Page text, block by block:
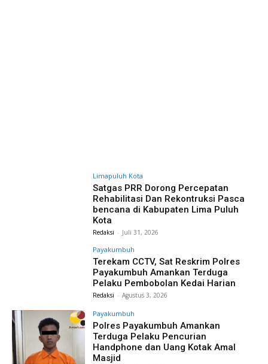
Limapuluh Kota
Satgas PRR Dorong Percepatan
Rehabilitasi Dan Rekontruksi Pasca
bencana di Kabupaten Lima Puluh
Kota
Redaksi - Juli 31, 2026
Payakumbuh
Terekam CCTV, Sat Reskrim Polres
Payakumbuh Amankan Terduga
Pelaku Pembobolan Kedai Harian
Redaksi - Agustus 3, 2026
Payakumbuh
Polres Payakumbuh Amankan
Terduga Pelaku Pencurian
Handphone dan Uang Kotak Amal
Masjid